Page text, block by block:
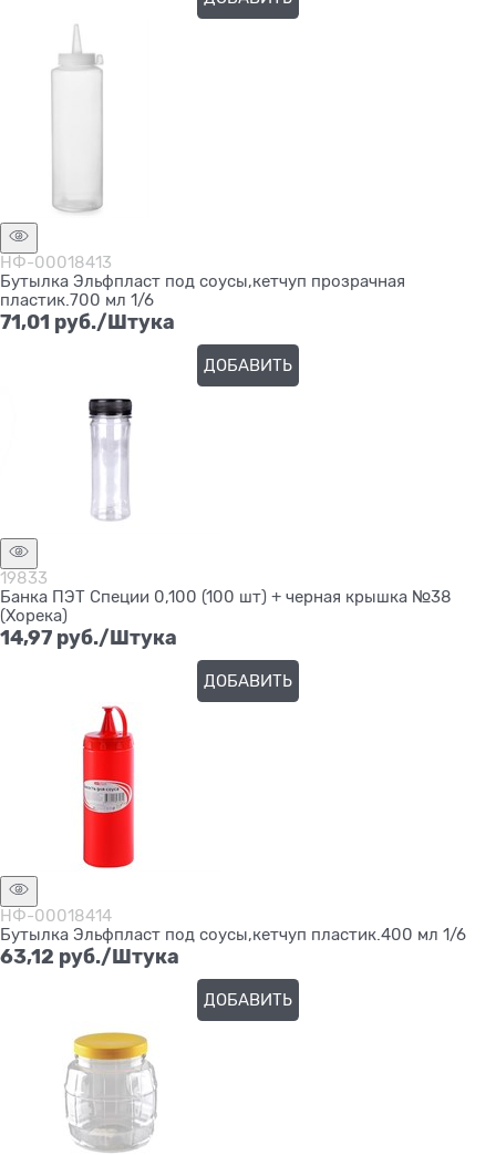
НФ-00018413
Бутылка Эльфпласт под соусы,кетчуп прозрачная
пластик.700 мл 1/6
71,01 руб./Штука
ДОБАВИТЬ
19833
Банка ПЭТ Специи 0,100 (100 шт) + черная крышка №38
(Хорека)
14,97 руб./Штука
ДОБАВИТЬ
НФ-00018414
Бутылка Эльфпласт под соусы,кетчуп пластик.400 мл 1/6
63,12 руб./Штука
ДОБАВИТЬ